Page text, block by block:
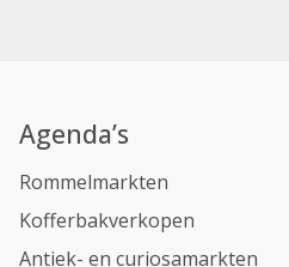
Agenda’s
Rommelmarkten
Kofferbakverkopen
Antiek- en curiosamarkten